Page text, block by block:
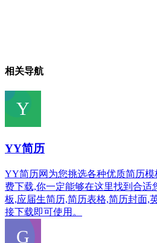
相关导航
YY简历
YY简历网为您挑选各种优质简历
费下载,你一定能够在这里找到合适
板,应届生简历,简历表格,简历封面,
接下载即可使用。